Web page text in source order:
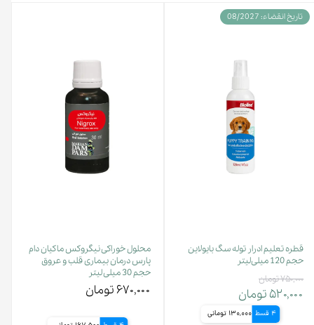
قطره تعلیم ادرار توله سگ بایولاین
حجم 120 میلی‌لیتر
۷۵۰,۰۰۰ تومان
۵۲۰,۰۰۰ تومان
4 قسط 130,000 تومانی
تاریخ انقضاء: 08/2027
محلول خوراکی نیگروکس ماکیان دام
پارس درمان بیماری قلب و عروق
حجم 30 میلی لیتر
۶۷۰,۰۰۰ تومان